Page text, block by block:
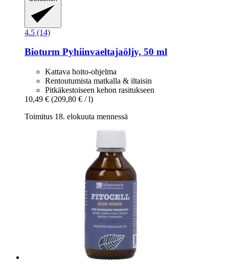
4.5 (14)
Bioturm Pyhiinvaeltajaöljy, 50 ml
Kattava hoito-ohjelma
Rentoutumista matkalla & iltaisin
Pitkäkestoiseen kehon rasitukseen
10,49 € (209,80 € / l)
Toimitus 18. elokuuta mennessä